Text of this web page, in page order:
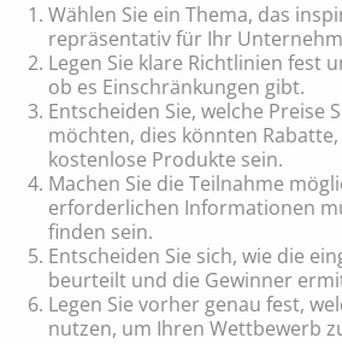
Wählen Sie ein Thema, das
repräsentativ für Ihr
Legen Sie klare Richtlinien fest
ob es Einschränkungen gibt.
Entscheiden Sie, welche Preise
möchten, dies könnten
kostenlose Produkte sein.
Machen Sie die Teilnahme
erforderlichen Informationen
finden sein.
Entscheiden Sie sich, wie die
beurteilt und die Gewinner
Legen Sie vorher genau fest,
nutzen, um Ihren Wettbewerb